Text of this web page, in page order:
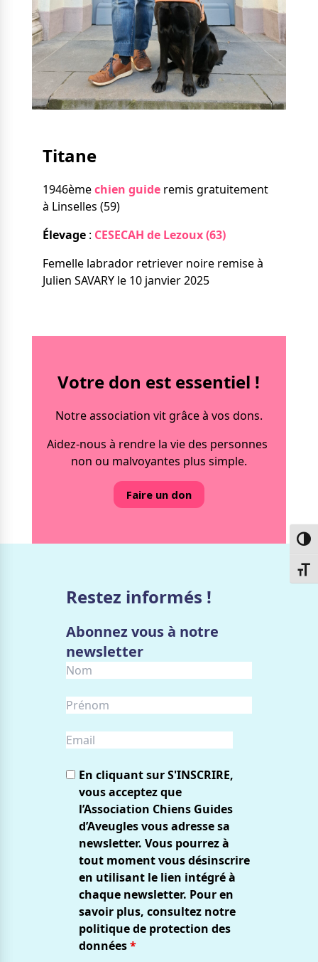
Nos solutions
Le chien guide d’aveugle
La canne blanche
électronique
Le Bemob
Formation
Tout savoir
Irremplaçables, la
série
Titane
1946èmechien guideremis gratuitement
à Linselles (59)
Élevage: CESECAH de Lezoux (63)
Femelle labrador retriever noire remise à
Julien SAVARY le 10 janvier 2025
Votre don est essentiel !
Notre association vit grâce à vos dons.
Aidez-nous à rendre la vie des personnes
non ou malvoyantes plus simple.
Faire un don
Restez informés !
Abonnez vous à notre
newsletter
En cliquant sur S'INSCRIRE,
vous acceptez que
l’Association Chiens Guides
d’Aveugles vous adresse sa
newsletter. Vous pourrez à
tout moment vous désinscrire
en utilisant le lien intégré à
chaque newsletter. Pour en
savoir plus, consultez notre
politique de protection des
données*